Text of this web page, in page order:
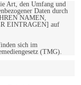
Art, den Umfang und
Daten durch
NAMEN,
EINTRAGEN] auf
sich im
(TMG).